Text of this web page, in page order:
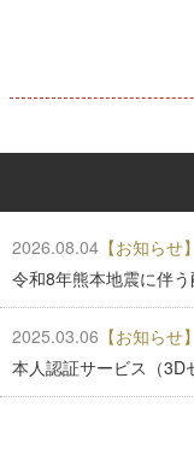
2026.08.04 【お知らせ】
令和8年熊本地震に伴
2025.03.06 【お知らせ】
本人認証サービス（3D